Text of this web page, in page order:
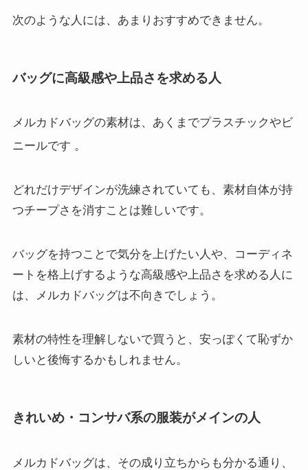
次のような人には、あまりおすすめできません。
バッグに高級感や上品さを求める人
メルカドバッグの素材は、あくまでプラスチックやビ
ニールです 。
どれだけデザインが洗練されていても、素材自体が持
つチープさを消すことは難しいです。
バッグを持つことで気分を上げたい人や、コーディネ
ートを格上げするような高級感や上品さを求める人に
は、メルカドバッグは不向きでしょう。
素材の特性を理解しないで買うと、安っぽくて恥ずか
しいと後悔するかもしれません。
きれいめ・コンサバ系の服装がメインの人
メルカドバッグは、その成り立ちからも分かる通り、